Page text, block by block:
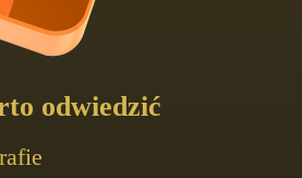
odwiedzić